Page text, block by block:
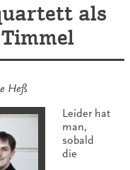
als
Heß
Leider hat
man,
sobald
die